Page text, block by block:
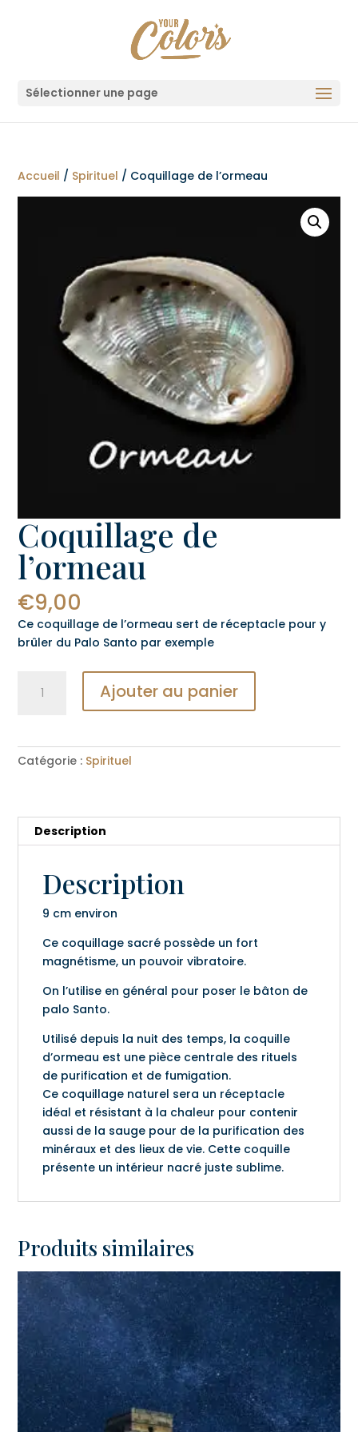
Sélectionner une page
Accueil / Spirituel / Coquillage de l’ormeau
Coquillage de
l’ormeau
€9,00
Ce coquillage de l’ormeau sert de réceptacle pour y
brûler du Palo Santo par exemple
l'ormeau
Ajouter au panier
Catégorie : Spirituel
Description
Description
9 cm environ
Ce coquillage sacré possède un fort
magnétisme, un pouvoir vibratoire.
On l’utilise en général pour poser le bâton de
palo Santo.
Utilisé depuis la nuit des temps, la coquille
d’ormeau est une pièce centrale des rituels
de purification et de fumigation.
Ce coquillage naturel sera un réceptacle
idéal et résistant à la chaleur pour contenir
aussi de la sauge pour de la purification des
minéraux et des lieux de vie. Cette coquille
présente un intérieur nacré juste sublime.
Produits similaires